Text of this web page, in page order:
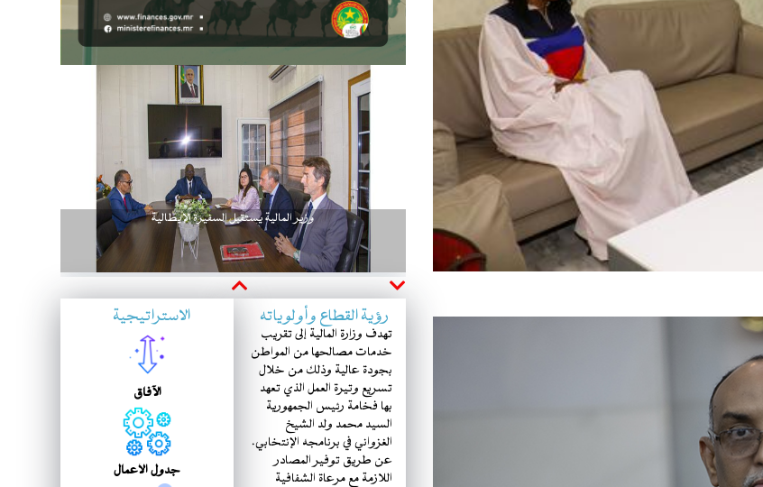
وزير المالية يستقبل السفيرة الإيطالية
رؤية القطاع وأولوياته
تهدف وزارة المالية إلى تقريب
خدمات مصالحها من المواطن
بجودة عالية وذلك من خلال
تسريع وتيرة العمل الذي تعهد
بها فخامة رئيس الجمهورية
السيد محمد ولد الشيخ
الغزواني في برنامجه الإنتخابي.
عن طريق توفير المصادر
اللازمة مع مرعاة الشفافية
الاستراتيجية
الآفاق
جدول الأعمال